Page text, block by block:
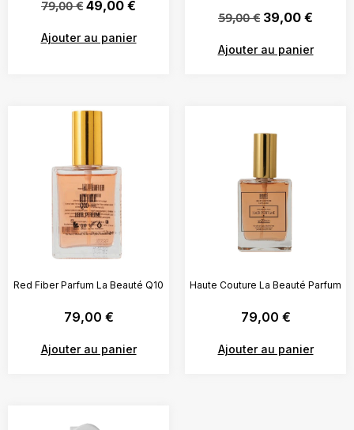
79,00€ 49,00 €
Ajouter au panier
59,00€ 39,00 €
Ajouter au panier
Red Fiber Parfum La Beauté Q10
79,00 €
Ajouter au panier
Haute Couture La Beauté Parfum
79,00 €
Ajouter au panier